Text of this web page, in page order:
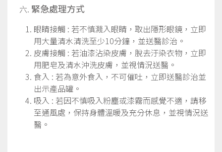
緊急處理方式
眼睛接觸 : 若不慎濺入眼睛，取出隱形眼鏡，立即
用大量清水清洗至少10分鐘，並送醫診治。
皮膚接觸 : 若油漆沾染皮膚，脫去汙染衣物，立即
用肥皂及清水沖洗皮膚，並視情況送醫。
食入 : 若為意外食入，不可催吐，立即送醫診治並
出示產品罐。
吸入 : 若因不慎吸入粉塵或漆霧而感覺不適，請移
至通風處，保持身體溫暖及充分休息，並視情況送
醫。